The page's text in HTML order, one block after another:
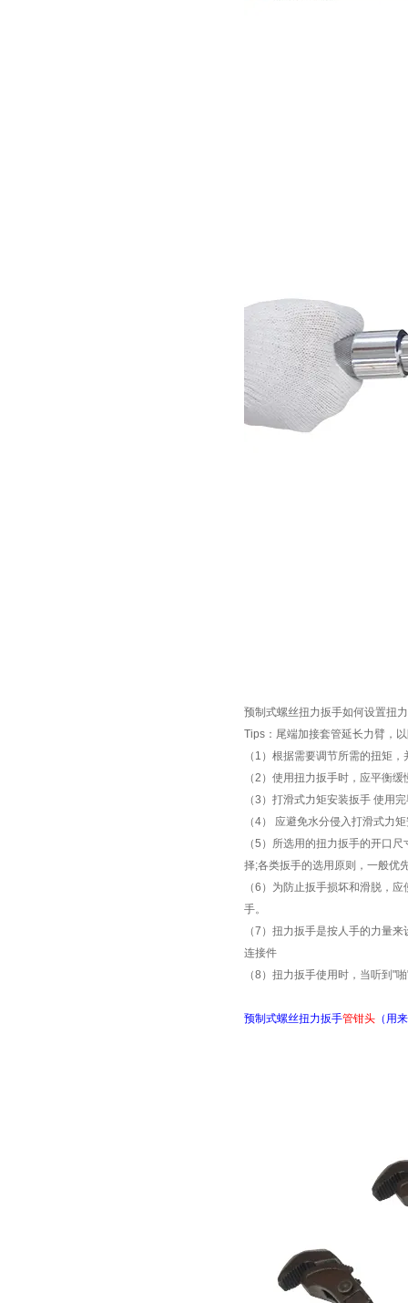
预制式螺丝扭力扳手如何设置扭
Tips ：尾端加接套管延长力臂，
（ 1 ）根据需要调节所需的扭矩
（2 ）使用扭力扳手时，应平衡
（3 ）打滑式力矩安装扳手 使用
（4） 应避免水分侵入打滑式力
（5 ）所选用的扭力扳手的开口
择;各类扳手的选用原则，一般优
（6 ）为防止扳手损坏和滑脱，
手。
（7 ）扭力扳手是按人手的力量
连接件
（8 ）扭力扳手使用时，当听到 "啪
预制式螺丝扭力扳手管钳头 （用